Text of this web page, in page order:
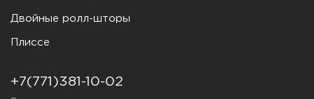
Двойные ролл-шторы
Плиссе
+7(771)381-10-02